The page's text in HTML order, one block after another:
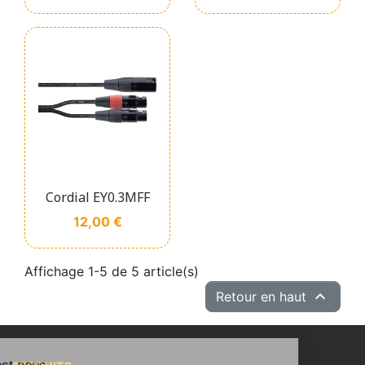
Cordial EY0.3MFF
Prix
12,00 €
Affichage 1-5 de 5 article(s)
Retour en haut 